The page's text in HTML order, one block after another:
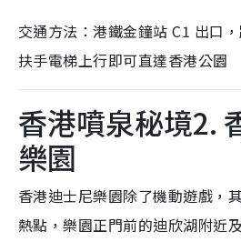
交通方法：港鐵金鐘站 C1 出口
扶手電梯上行即可直達香港公園
香港噴泉秘境2.
樂園
香港迪士尼樂園除了機動遊戲，
熱點，樂園正門前的迪欣湖附近